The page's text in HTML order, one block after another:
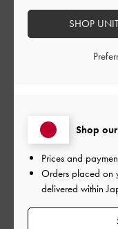
カジュアルでも、キ
品質
Shop
Prices and
Orders placed on
delivered within
SHOP